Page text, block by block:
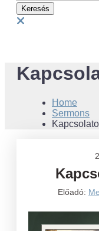
Home
Sermons
Előadó: